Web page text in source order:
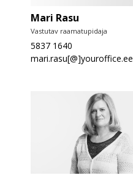
Mari Rasu
Vastutav raamatupidaja
5837 1640
mari.rasu[@]youroffice.ee